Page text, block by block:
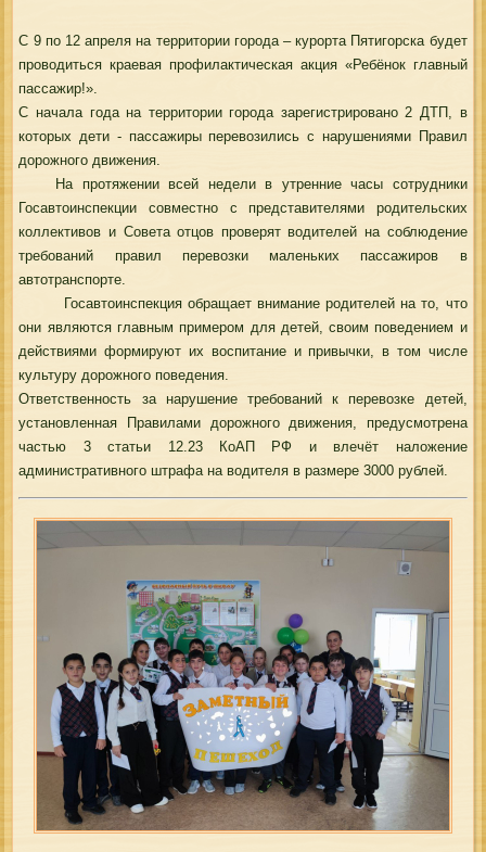
С 9 по 12 апреля на территории города – курорта Пятигорска будет
проводиться краевая профилактическая акция «Ребёнок главный
пассажир!».
С начала года на территории города зарегистрировано 2 ДТП, в
которых дети - пассажиры перевозились с нарушениями Правил
дорожного движения.
На протяжении всей недели в утренние часы сотрудники
Госавтоинспекции совместно с представителями родительских
коллективов и Совета отцов проверят водителей на соблюдение
требований правил перевозки маленьких пассажиров в
автотранспорте.
Госавтоинспекция обращает внимание родителей на то, что
они являются главным примером для детей, своим поведением и
действиями формируют их воспитание и привычки, в том числе
культуру дорожного поведения.
Ответственность за нарушение требований к перевозке детей,
установленная Правилами дорожного движения, предусмотрена
частью 3 статьи 12.23 КоАП РФ и влечёт наложение
административного штрафа на водителя в размере 3000 рублей.